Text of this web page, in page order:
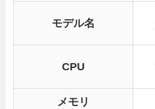
モデル名
CPU
メモリ